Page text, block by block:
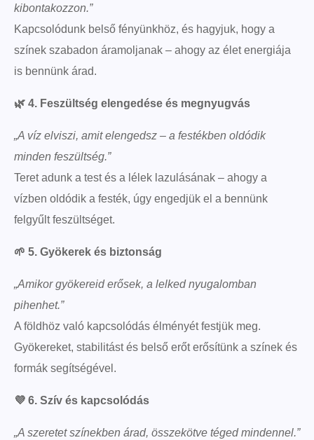
kibontakozzon.”
Kapcsolódunk belső fényünkhöz, és hagyjuk, hogy a
színek szabadon áramoljanak – ahogy az élet energiája
is bennünk árad.
🌿 4. Feszültség elengedése és megnyugvás
„A víz elviszi, amit elengedsz – a festékben oldódik
minden feszültség.”
Teret adunk a test és a lélek lazulásának – ahogy a
vízben oldódik a festék, úgy engedjük el a bennünk
felgyűlt feszültséget.
🌱 5. Gyökerek és biztonság
„Amikor gyökereid erősek, a lelked nyugalomban
pihenhet.”
A földhöz való kapcsolódás élményét festjük meg.
Gyökereket, stabilitást és belső erőt erősítünk a színek és
formák segítségével.
💜 6. Szív és kapcsolódás
„A szeretet színekben árad, összekötve téged mindennel.”